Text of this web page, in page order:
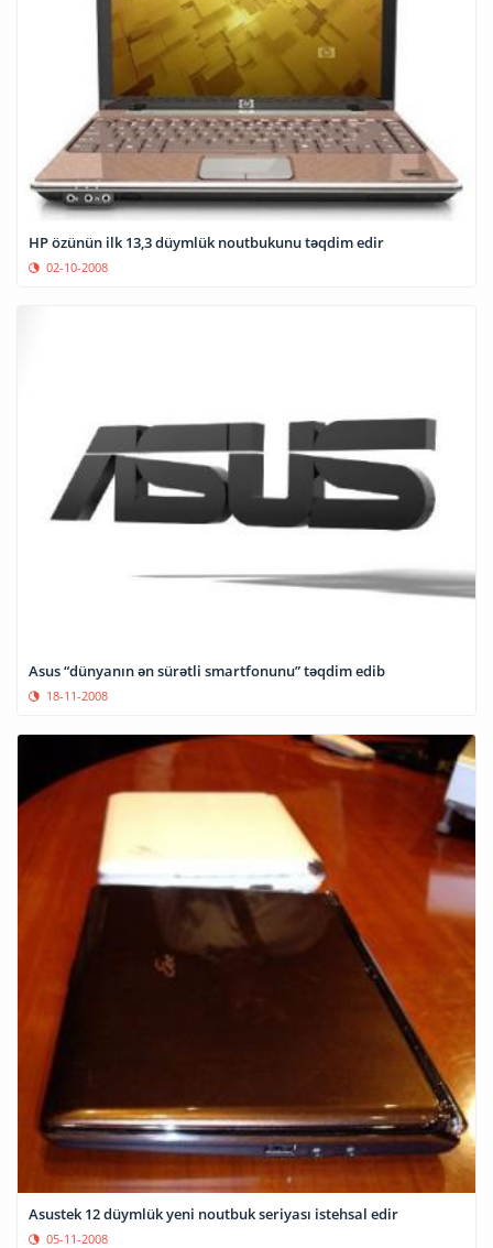
HP özünün ilk 13,3 düymlük noutbukunu təqdim edir
02-10-2008
Asus “dünyanın ən sürətli smartfonunu” təqdim edib
18-11-2008
Asustek 12 düymlük yeni noutbuk seriyası istehsal edir
05-11-2008